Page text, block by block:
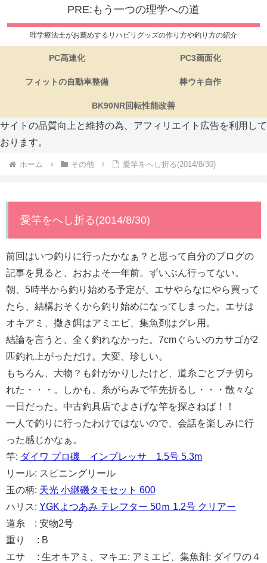
PRE:もう一つの理学への道
理学療法士がお薦めするリハビリグッズの作り方や釣り方の紹介
PC高速化 PC3画面化
フィットの自動車整備 棒ウキ自作
BK90NR回転性能改善
サイトの品質向上と維持の為、アフィリエイト広告を利用して
おります。
ホーム その他 愛竿をへし折る(2014/8/30)
愛竿をへし折る(2014/8/30)
前回はいつ釣りに行ったかなぁ？と思って自分のブログの
記事を見ると、おおよそ一年前。ずいぶん行ってない。
朝、5時半から釣り始める予定が、エサやらなにやら買って
たら、結構おそくから釣り始めになってしまった。エサは
オキアミ、撒き餌はアミエビ、集魚剤はグレ用。
結論を言うと、全く釣れなかった。7cmぐらいのカサゴが2
匹釣れ上がっただけ。大変、珍しい。
もちろん、大物？も針がかりしたけど、道糸ごとブチ切ら
れた・・・。しかも、糸がらみで竿先折るし・・・散々な
一日だった。中古釣具店でよさげな竿を探さねば！！
一人で釣りに行ったわけではないので、会話を楽しみに行
った感じかなぁ。
竿: ダイワ プロ磯 インプレッサ 1.5号 5.3m
リール: スピニングリール
玉の柄: 天光 小継磯タモセット 600
ハリス: YGKよつあみ テレフター 50ｍ 1.2号 クリアー
道糸 : 安物2号
重り : B
エサ : 生オキアミ、マキエ: アミエビ、集魚剤: ダイワの４